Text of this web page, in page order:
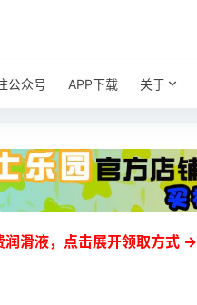
公众号 APP下载 关于
润滑液，点击展开领取方式 →